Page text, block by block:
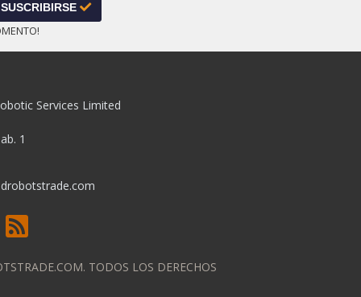
SUSCRIBIRSE
Services Limited
1
TODOS LOS DERECHOS